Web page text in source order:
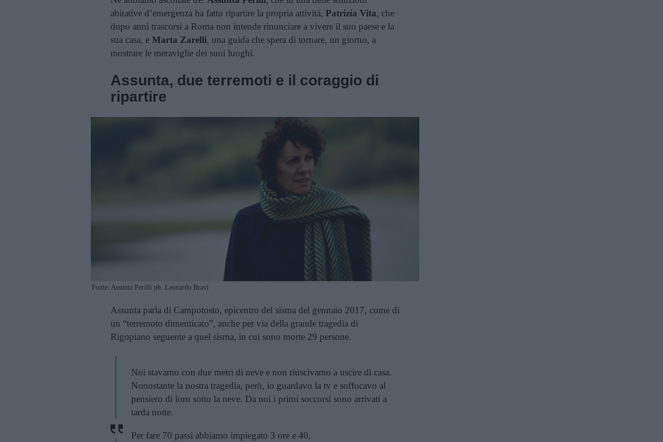
abitative d’emergenza ha fatto ripartire la propria attività, Patrizia Vita, che
dopo anni trascorsi a Roma non intende rinunciare a vivere il suo paese e la
sua casa, e Marta Zarelli, una guida che spera di tornare, un giorno, a
mostrare le meraviglie dei suoi luoghi.
Assunta, due terremoti e il coraggio di
ripartire
Fonte: Assunta Perilli ph. Leonardo Bravi
Assunta parla di Campotosto, epicentro del sisma del gennaio 2017, come di
un “terremoto dimenticato”, anche per via della grande tragedia di
Rigopiano seguente a quel sisma, in cui sono morte 29 persone.
Noi stavamo con due metri di neve e non riuscivamo a uscire di casa.
Nonostante la nostra tragedia, però, io guardavo la tv e soffocavo al
pensiero di loro sotto la neve. Da noi i primi soccorsi sono arrivati a
tarda notte.
Per fare 70 passi abbiamo impiegato 3 ore e 40.